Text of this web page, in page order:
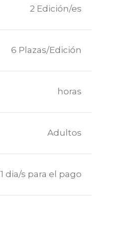
2 Edición/es
6 Plazas/Edición
horas
Adultos
1 dia/s para el pago